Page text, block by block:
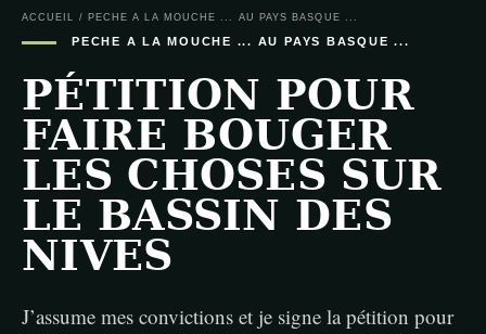
ACCUEIL / PECHE A LA MOUCHE ... AU PAYS BASQUE ...
PECHE A LA MOUCHE ... AU PAYS BASQUE ...
PÉTITION POUR
FAIRE BOUGER
LES CHOSES SUR
LE BASSIN DES
NIVES
J’assume mes convictions et je signe la pétition pour